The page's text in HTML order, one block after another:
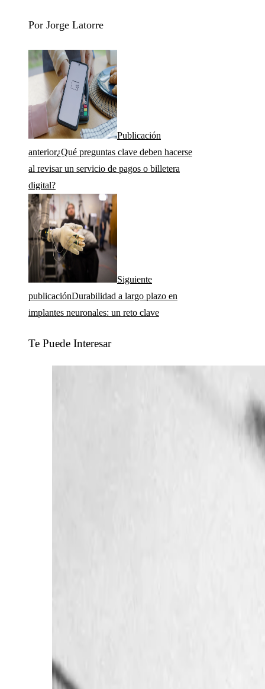
Por Jorge Latorre
Publicación
anterior¿Qué preguntas clave deben hacerse
al revisar un servicio de pagos o billetera
digital?
Siguiente
publicaciónDurabilidad a largo plazo en
implantes neuronales: un reto clave
Te Puede Interesar